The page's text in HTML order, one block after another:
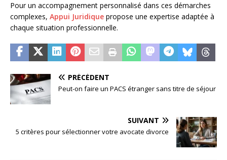
Pour un accompagnement personnalisé dans ces démarches
complexes, Appui Juridique propose une expertise adaptée à
chaque situation professionnelle.
PRÉCÉDENT
Peut-on faire un PACS étranger sans titre de séjour
SUIVANT
5 critères pour sélectionner votre avocate divorce